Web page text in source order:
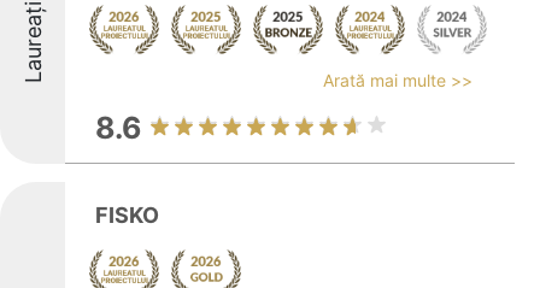
Laureați Arată mai multe >>
8.6
FISKO